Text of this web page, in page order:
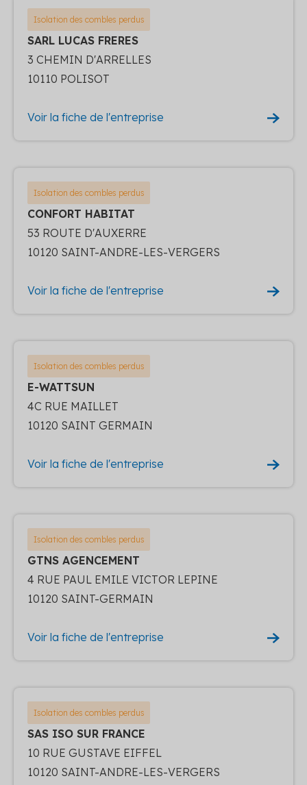
Isolation des combles perdus
SARL LUCAS FRERES
3 CHEMIN D'ARRELLES
10110 POLISOT
Voir la fiche de l'entreprise
Isolation des combles perdus
CONFORT HABITAT
53 ROUTE D'AUXERRE
10120 SAINT-ANDRE-LES-VERGERS
Voir la fiche de l'entreprise
Isolation des combles perdus
E-WATTSUN
4C RUE MAILLET
10120 SAINT GERMAIN
Voir la fiche de l'entreprise
Isolation des combles perdus
GTNS AGENCEMENT
4 RUE PAUL EMILE VICTOR LEPINE
10120 SAINT-GERMAIN
Voir la fiche de l'entreprise
Isolation des combles perdus
SAS ISO SUR FRANCE
10 RUE GUSTAVE EIFFEL
10120 SAINT-ANDRE-LES-VERGERS